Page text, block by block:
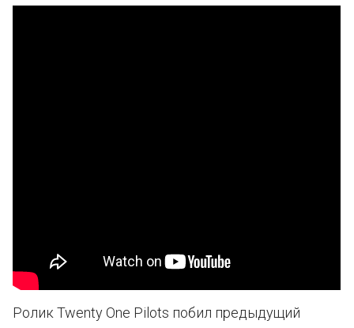
Ролик Twenty One Pilots побил предыдущий